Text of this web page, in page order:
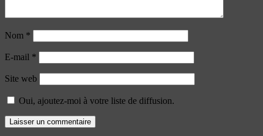
Nom *
E-mail *
Site web
Oui, ajoutez-moi à votre liste de diffusion.